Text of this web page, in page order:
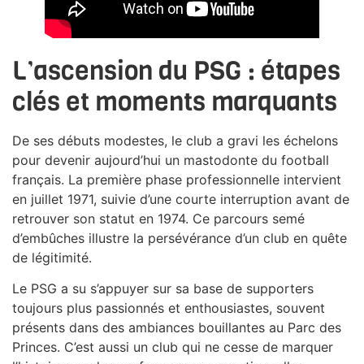
L’ascension du PSG : étapes
clés et moments marquants
De ses débuts modestes, le club a gravi les échelons
pour devenir aujourd’hui un mastodonte du football
français. La première phase professionnelle intervient
en juillet 1971, suivie d’une courte interruption avant de
retrouver son statut en 1974. Ce parcours semé
d’embûches illustre la persévérance d’un club en quête
de légitimité.
Le PSG a su s’appuyer sur sa base de supporters
toujours plus passionnés et enthousiastes, souvent
présents dans des ambiances bouillantes au Parc des
Princes. C’est aussi un club qui ne cesse de marquer